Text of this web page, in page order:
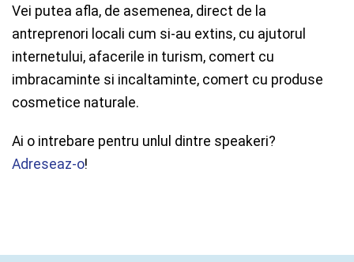
Vei putea afla, de asemenea, direct de la
antreprenori locali cum si-au extins, cu ajutorul
internetului, afacerile in turism, comert cu
imbracaminte si incaltaminte, comert cu produse
cosmetice naturale.
Ai o intrebare pentru unlul dintre speakeri?
Adreseaz-o!